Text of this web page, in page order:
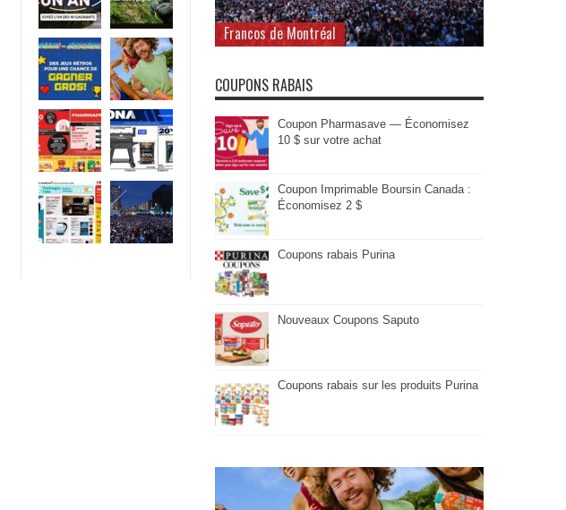
Francos de Montréal
COUPONS RABAIS
Coupon Pharmasave — Économisez
10 $ sur votre achat
Coupon Imprimable Boursin Canada :
Économisez 2 $
Coupons rabais Purina
Nouveaux Coupons Saputo
Coupons rabais sur les produits Purina